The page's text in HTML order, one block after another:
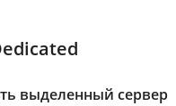
выделенный сервер